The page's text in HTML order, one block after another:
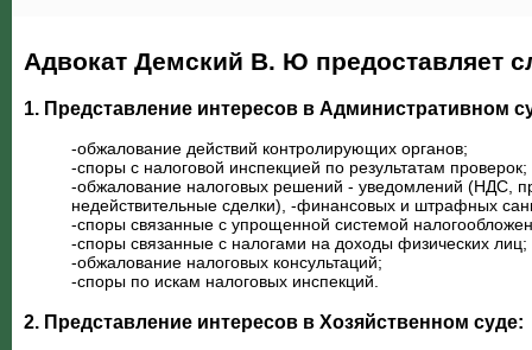
Адвокат Демский В. Ю предоставляет
1. Представление интересов в Административном
-обжалование действий контролирующих органов;
-споры с налоговой инспекцией по результатам проверок;
-обжалование налоговых решений - уведомлений (НДС,
недействительные сделки), -финансовых и штрафных
-споры связанные с упрощенной системой
-споры связанные с налогами на доходы физических лиц;
-обжалование налоговых консультаций;
-споры по искам налоговых инспекций.
2. Представление интересов в Хозяйственном суде: